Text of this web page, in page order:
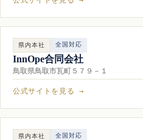
県内本社 全国対応
InnOpe合同会社
鳥取県鳥取市瓦町５７９－１
公式サイトを見る →
県内本社 全国対応